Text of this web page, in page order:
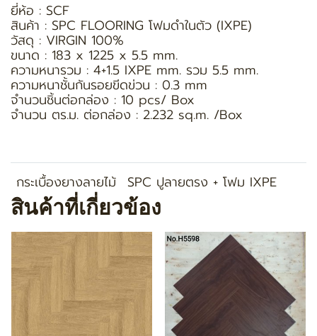
ยี่ห้อ : SCF
สินค้า : SPC FLOORING โฟมดำในตัว (IXPE)
วัสดุ : VIRGIN 100%
ขนาด : 183 x 1225 x 5.5 mm.
ความหนารวม : 4+1.5 IXPE mm. รวม 5.5 mm.
ความหนาชั้นกันรอยขีดข่วน : 0.3 mm
จำนวนชิ้นต่อกล่อง : 10 pcs/ Box
จำนวน ตร.ม. ต่อกล่อง : 2.232 sq.m. /Box
กระเบื้องยางลายไม้ SPC ปูลายตรง + โฟม IXPE
สินค้าที่เกี่ยวข้อง